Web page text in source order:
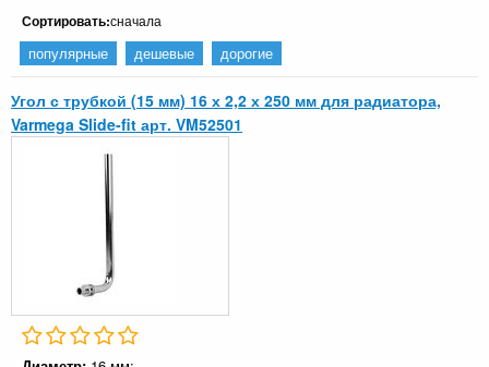
Сортировать:сначала
популярные дешевые дорогие
Угол с трубкой (15 мм) 16 х 2,2 х 250 мм для радиатора,
Varmega Slide-fit арт. VM52501